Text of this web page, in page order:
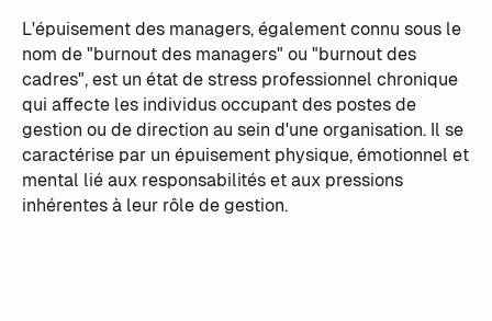
L'épuisement des managers, également connu sous le
nom de "burnout des managers" ou "burnout des
cadres", est un état de stress professionnel chronique
qui affecte les individus occupant des postes de
gestion ou de direction au sein d'une organisation. Il se
caractérise par un épuisement physique, émotionnel et
mental lié aux responsabilités et aux pressions
inhérentes à leur rôle de gestion.